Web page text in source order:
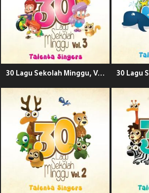
30 Lagu Sekolah Minggu, Vol. 3